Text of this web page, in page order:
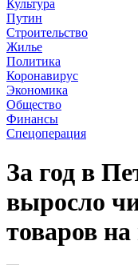
Культура
Путин
Строительство
Жилье
Политика
Коронавирус
Экономика
Общество
Финансы
Спецоперация
За год в
выросло
товаров